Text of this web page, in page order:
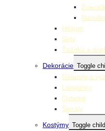
Hélium
Sety
Ťažítka a
Dekorácie Toggle
Girlandy a
Lampióny
Ostatné
Špirály
Kostýmy Toggle